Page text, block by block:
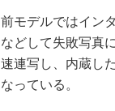
前モデルではイン
などして失敗写真
速連写し、内蔵し
なっている。